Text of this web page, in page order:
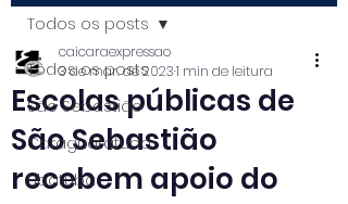
Todos os posts
São Sebastião
Caraguatatuba
Ubatuba
Todos os posts
Escolas públicas de
São Sebastião
recebem apoio do
caicaraexpressao
3 de mar. de 20231 min de leitura